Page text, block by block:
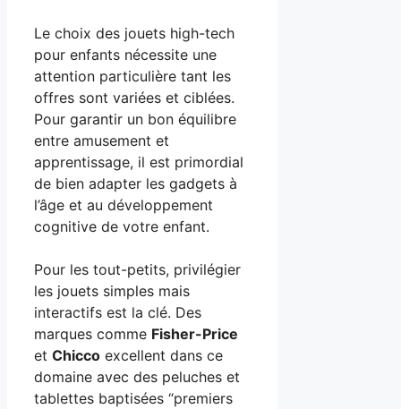
Le choix des jouets high-tech
pour enfants nécessite une
attention particulière tant les
offres sont variées et ciblées.
Pour garantir un bon équilibre
entre amusement et
apprentissage, il est primordial
de bien adapter les gadgets à
l’âge et au développement
cognitive de votre enfant.
Pour les tout-petits, privilégier
les jouets simples mais
interactifs est la clé. Des
marques comme Fisher-Price
et Chicco excellent dans ce
domaine avec des peluches et
tablettes baptisées “premiers